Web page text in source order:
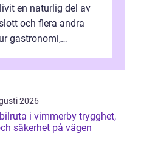
en naturlig del av
och flera andra
gastronomi,
2026
i vimmerby trygghet,
säkerhet på vägen